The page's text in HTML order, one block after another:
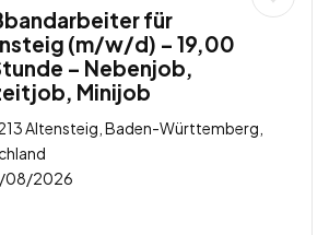
für
(m/w/d) – 19,00
– Nebenjob,
Minijob
Altensteig, Baden-Württemberg,
08/2026